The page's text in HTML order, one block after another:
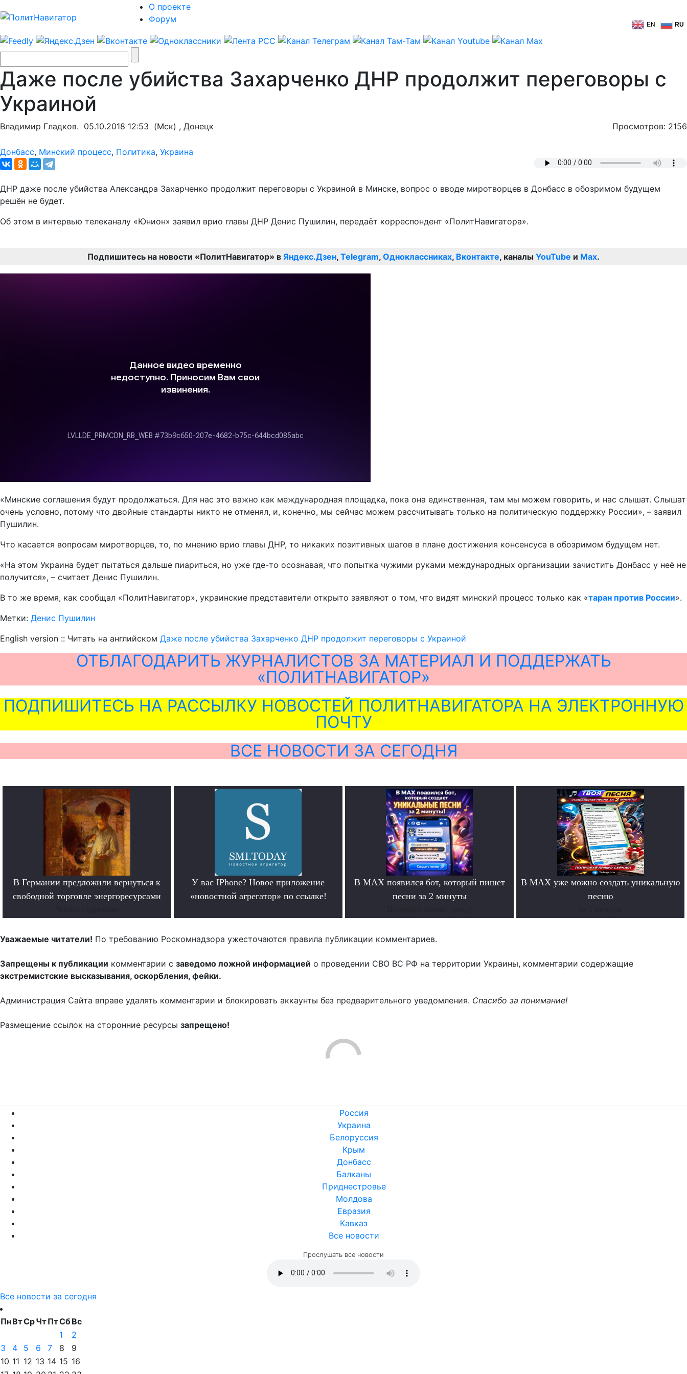
О проекте
Форум
EN RU
Даже после убийства Захарченко ДНР продолжит переговоры с
Украиной
Владимир Гладков. 05.10.2018 12:53 (Мск) , Донецк Просмотров: 2156
Донбасс, Минский процесс, Политика, Украина
ДНР даже после убийства Александра Захарченко продолжит переговоры с Украиной в Минске, вопрос о вводе миротворцев в Донбасс в обозримом будущем
решён не будет.
Об этом в интервью телеканалу «Юнион» заявил врио главы ДНР Денис Пушилин, передаёт корреспондент «ПолитНавигатора».
Подпишитесь на новости «ПолитНавигатор» в Яндекс.Дзен, Telegram, Одноклассниках, Вконтакте, каналы YouTube и Max.
«Минские соглашения будут продолжаться. Для нас это важно как международная площадка, пока она единственная, там мы можем говорить, и нас слышат. Слышат
очень условно, потому что двойные стандарты никто не отменял, и, конечно, мы сейчас можем рассчитывать только на политическую поддержку России», – заявил
Пушилин.
Что касается вопросам миротворцев, то, по мнению врио главы ДНР, то никаких позитивных шагов в плане достижения консенсуса в обозримом будущем нет.
«На этом Украина будет пытаться дальше пиариться, но уже где-то осознавая, что попытка чужими руками международных организации зачистить Донбасс у неё не
получится», – считает Денис Пушилин.
В то же время, как сообщал «ПолитНавигатор», украинские представители открыто заявляют о том, что видят минский процесс только как «таран против России».
Метки: Денис Пушилин
English version :: Читать на английском Даже после убийства Захарченко ДНР продолжит переговоры с Украиной
ОТБЛАГОДАРИТЬ ЖУРНАЛИСТОВ ЗА МАТЕРИАЛ И ПОДДЕРЖАТЬ
«ПОЛИТНАВИГАТОР»
ПОДПИШИТЕСЬ НА РАССЫЛКУ НОВОСТЕЙ ПОЛИТНАВИГАТОРА НА ЭЛЕКТРОННУЮ
ПОЧТУ
ВСЕ НОВОСТИ ЗА СЕГОДНЯ
В Германии предложили вернуться к
свободной торговле энергоресурсами
У вас IPhone? Новое приложение
«новостной агрегатор» по ссылке!
В MAX появился бот, который пишет
песни за 2 минуты
В MAX уже можно создать уникальную
песню
Уважаемые читатели! По требованию Роскомнадзора ужесточаются правила публикации комментариев.
Запрещены к публикации комментарии с заведомо ложной информацией о проведении СВО ВС РФ на территории Украины, комментарии содержащие
экстремистские высказывания, оскорбления, фейки.
Администрация Сайта вправе удалять комментарии и блокировать аккаунты без предварительного уведомления. Спасибо за понимание!
Размещение ссылок на сторонние ресурсы запрещено!
Россия
Украина
Белоруссия
Крым
Донбасс
Балканы
Приднестровье
Молдова
Евразия
Кавказ
Все новости
Прослушать все новости
Все новости за сегодня
ПнВтСрЧтПтСбВс
1
2
3
4 5 6 7 8
9
10 11 12 13 14 15 16